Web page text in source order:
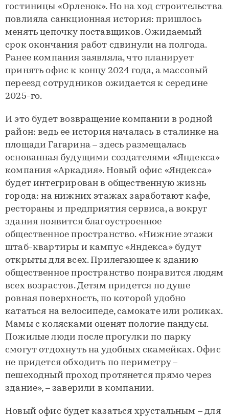
гостиницы «Орленок». Но на ход строительства
повлияла санкционная история: пришлось
менять цепочку поставщиков. Ожидаемый
срок окончания работ сдвинули на полгода.
Ранее компания заявляла, что планирует
принять офис к концу 2024 года, а массовый
переезд сотрудников ожидается к середине
2025-го.
И это будет возвращение компании в родной
район: ведь ее история началась в сталинке на
площади Гагарина – здесь размещалась
основанная будущими создателями «Яндекса»
компания «Аркадия». Новый офис «Яндекса»
будет интегрирован в общественную жизнь
города: на нижних этажах заработают кафе,
рестораны и предприятия сервиса, а вокруг
здания появится благоустроенное
общественное пространство. «Нижние этажи
штаб-квартиры и кампус «Яндекса» будут
открыты для всех. Прилегающее к зданию
общественное пространство понравится людям
всех возрастов. Детям придется по душе
ровная поверхность, по которой удобно
кататься на велосипеде, самокате или роликах.
Мамы с колясками оценят пологие пандусы.
Пожилые люди после прогулки по парку
смогут отдохнуть на удобных скамейках. Офис
не придется обходить по периметру –
пешеходный проход протянется прямо через
здание», – заверили в компании.
Новый офис будет казаться хрустальным – для